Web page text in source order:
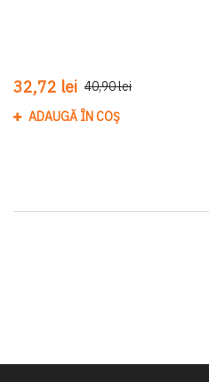
32,72 lei 40,90 lei
ADAUGĂ ÎN COȘ